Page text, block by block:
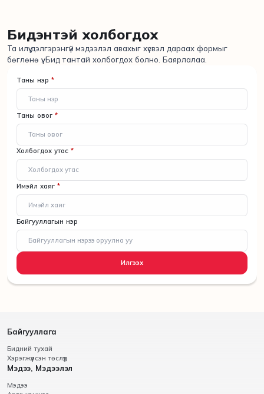
Бидэнтэй холбогдох
Та илүү дэлгэрэнгүй мэдээлэл авахыг хүсвэл дараах формыг
бөглөнө үү. Бид тантай холбогдох болно. Баярлалаа.
Таны нэр *
Таны овог *
Холбогдох утас *
Имэйл хаяг *
Байгууллагын нэр
Илгээх
Байгууллага
Бидний тухай
Хэрэгжүүлсэн төслүүд
Мэдээ, Мэдээлэл
Мэдээ